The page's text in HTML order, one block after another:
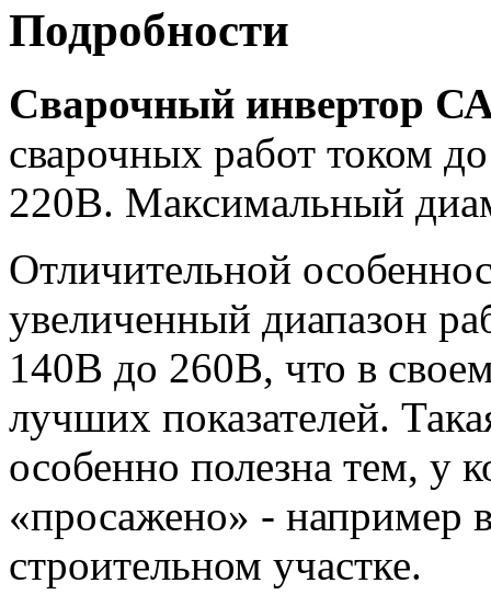
Подробности
Сварочный инвертор
сварочных работ током
220В. Максимальный
Отличительной
увеличенный диапазон
140В до 260В, что в
лучших показателей.
особенно полезна тем, у
«просажено» - например
строительном участке.